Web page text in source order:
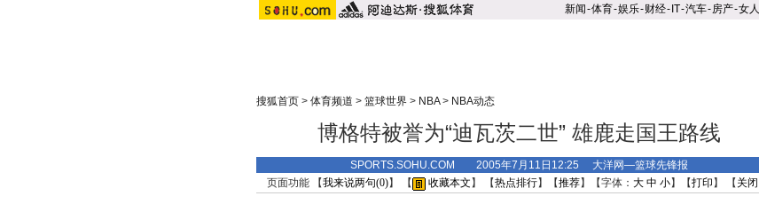
新闻-体育-娱乐-财经- IT-汽车-房产-女人
搜狐首页> 体育频道 > 篮球世界> NBA> NBA动态
博格特被誉为“迪瓦茨二世” 雄鹿走国王路线
SPORTS.SOHU.COM 2005年7月11日12:25 大洋网—篮球先锋报
页面功能 【我来说两句(0)】 【 收藏本文 】 【热点排行】【推荐】【字体： 大 中 小】【打印 】 【 关闭